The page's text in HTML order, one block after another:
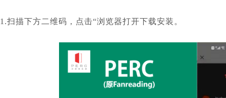
1.扫描下方二维码，点击“浏览器打开下载安装。